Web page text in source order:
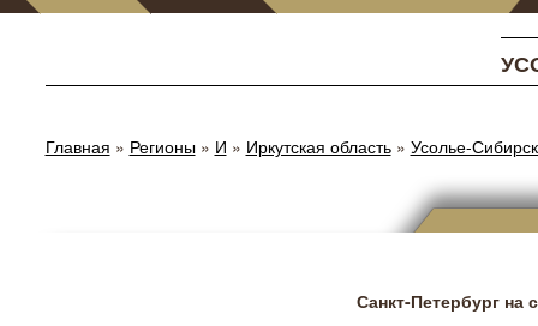
Главная » Регионы» И » Иркутская область» Усолье-
Санкт-Петербург на